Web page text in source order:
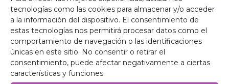
tecnologías como las cookies para almacenar y/o acceder
a la información del dispositivo. El consentimiento de
estas tecnologías nos permitirá procesar datos como el
comportamiento de navegación o las identificaciones
únicas en este sitio. No consentir o retirar el
consentimiento, puede afectar negativamente a ciertas
características y funciones.
fáceis de remover para fácil instalação.
Composição
Alumínio de 90 mícrons, anti-ultravioleta e
resistente a riscos.
Polietileno expandido de 2 mm.
Película de alumínio de 38 mícrons para isolamento.